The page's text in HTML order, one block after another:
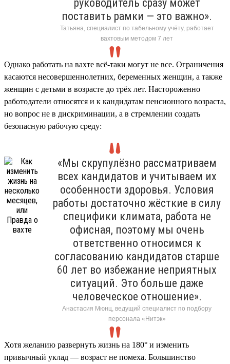
руководитель сразу может
поставить рамки — это важно».
Татьяна, специалист по табельному учёту, работает
вахтовым методом 7 лет
Однако работать на вахте всё-таки могут не все. Ограничения
касаются несовершеннолетних, беременных женщин, а также
женщин с детьми в возрасте до трёх лет. Настороженно
работодатели относятся и к кандидатам пенсионного возраста,
но вопрос не в дискриминации, а в стремлении создать
безопасную рабочую среду:
«Мы скрупулёзно рассматриваем
всех кандидатов и учитываем их
особенности здоровья. Условия
работы достаточно жёсткие в силу
специфики климата, работа не
офисная, поэтому мы очень
ответственно относимся к
согласованию кандидатов старше
60 лет во избежание неприятных
ситуаций. Это больше даже
человеческое отношение».
Анастасия Мюнц, ведущий специалист по подбору
персонала «Нитэк»
Хотя желанию развернуть жизнь на 180° и изменить
привычный уклад — возраст не помеха. Большинство